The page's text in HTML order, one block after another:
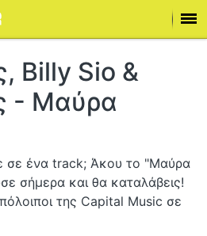
Billy Sio &
- Μαύρα
σε ένα track; Άκου το "Μαύρα
σήμερα και θα καταλάβεις!
της Capital Music σε